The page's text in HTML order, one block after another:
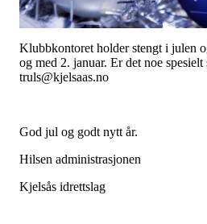
Klubbkontoret holder stengt i julen
og med 2. januar. Er det noe spesielt
truls@kjelsaas.no
God jul og godt nytt år.
Hilsen administrasjonen
Kjelsås idrettslag